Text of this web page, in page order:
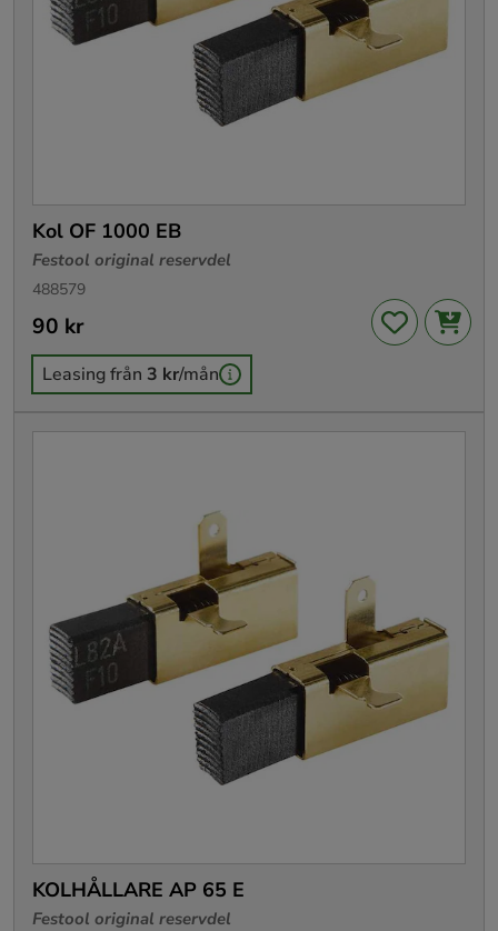
Kol OF 1000 EB
Festool original reservdel
488579
Pris :90 kr
90 kr
Leasing från 3 kr/mån
KOLHÅLLARE AP 65 E
Festool original reservdel